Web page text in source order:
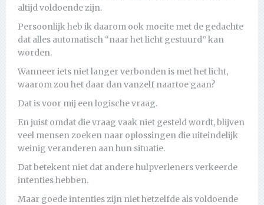
altijd voldoende zijn.
Persoonlijk heb ik daarom ook moeite met de gedachte
dat alles automatisch “naar het licht gestuurd” kan
worden.
Wanneer iets niet langer verbonden is met het licht,
waarom zou het daar dan vanzelf naartoe gaan?
Dat is voor mij een logische vraag.
En juist omdat die vraag vaak niet gesteld wordt, blijven
veel mensen zoeken naar oplossingen die uiteindelijk
weinig veranderen aan hun situatie.
Dat betekent niet dat andere hulpverleners verkeerde
intenties hebben.
Maar goede intenties zijn niet hetzelfde als voldoende